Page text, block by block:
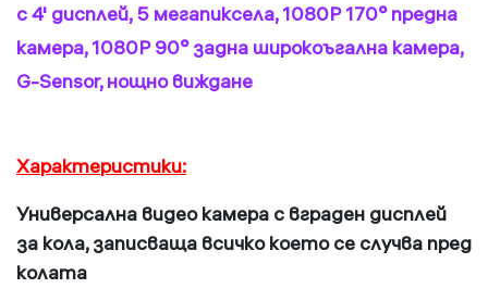
с 4' дисплей, 5 мегапиксела, 1080P 170° предна
камера, 1080P 90° задна широкоъгална камера,
G-Sensor, нощно виждане
Характеристики:
Универсална видео камера с вграден дисплей
за кола, записваща всичко което се случва пред
колата